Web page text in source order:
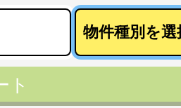
ト